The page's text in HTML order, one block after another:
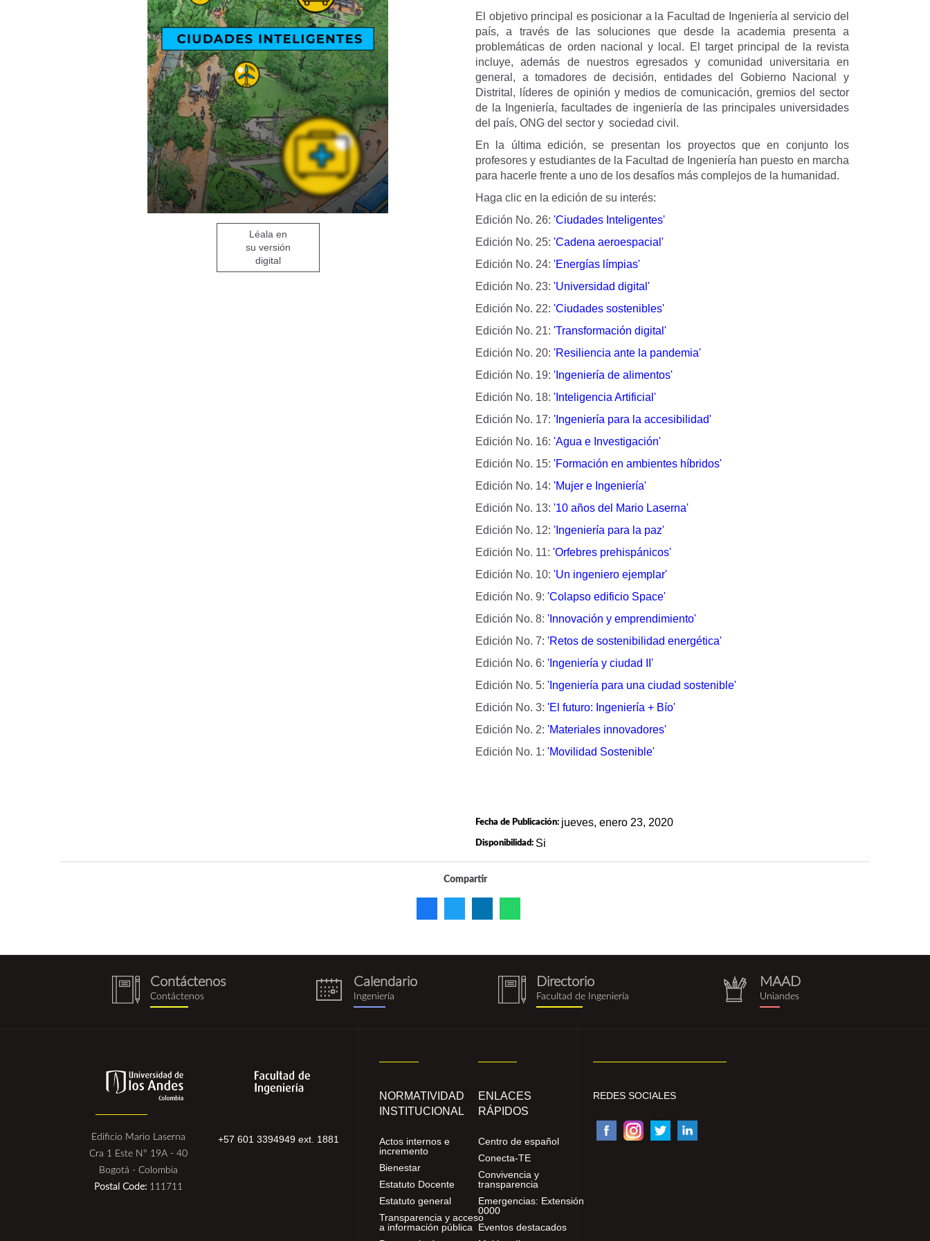
Léala en
su versión
digital
El objetivo principal es posicionar a la Facultad de Ingeniería al servicio del
país, a través de las soluciones que desde la academia presenta a
problemáticas de orden nacional y local. El target principal de la revista
incluye, además de nuestros egresados y comunidad universitaria en
general, a tomadores de decisión, entidades del Gobierno Nacional y
Distrital, líderes de opinión y medios de comunicación, gremios del sector
de la Ingeniería, facultades de ingeniería de las principales universidades
del país, ONG del sector y sociedad civil. ​​​
En la última edición, se presentan los proyectos que en conjunto los
profesores y estudiantes de la Facultad de Ingeniería han puesto en marcha
para hacerle frente a uno de los desafíos más complejos de la humanidad.
Haga clic en la edición de su interés:
Edición No. 26: 'Ciudades Inteligentes'
Edición No. 25: 'Cadena aeroespacial'
Edición No. 24: 'Energías límpias'
Edición No. 23: 'Universidad digital'
Edición No. 22: 'Ciudades sostenibles'
Edición No. 21: 'Transformación digital'
Edición No. 20: 'Resiliencia ante la pandemia'
Edición No. 19: 'Ingeniería de alimentos'
Edición No. 18: 'Inteligencia Artificial'
Edición No. 17: 'Ingeniería para la accesibilidad'
Edición No. 16: 'Agua e Investigación'
Edición No. 15: 'Formación en ambientes híbridos'
Edición No. 14: 'Mujer e Ingeniería​'
Edición No. 13: '10 años del Mario Laserna'​
Edición No. 12: ' Ingeniería para la paz​'
Edición No. 11: 'Orfebres prehispánicos​'
Edición No. 10: 'Un ingeniero ejemplar​'
Edición No. 9: 'Colapso edificio Space​'
Edición No. 8: ' Innovación y emprendimiento​'
Edición No. 7: 'Retos de sostenibilidad energética​'
Edición No. 6: ' Ingeniería y ciudad II ​'
Edición No. 5: ' Ingeniería para una ciudad sostenible​'
Edición No. 3: 'El futuro: Ingeniería + Bío​'
Edición No. 2: 'Materiales innovadores​'
Edición No. 1: 'Movilidad Sostenible​'
Fecha de Publicación: jueves, enero 23, 2020
Disponibilidad: Si
Compartir
notebook
(1).png
Contáctenos
Contáctenos eventos.png
Calendario
Ingeniería
notebook
(1).png
Directorio
Facultad de Ingeniería repositorio.png
MAAD
Uniandes
Edificio Mario Laserna
Cra 1 Este N° 19A - 40
Bogotá - Colombia
Postal Code: 111711
+57 601 3394949 ext. 1881
NORMATIVIDAD
INSTITUCIONAL
Actos internos e
incremento
Bienestar
Estatuto Docente
Estatuto general
Transparencia y acceso
a información pública
ENLACES
RÁPIDOS
Centro de español
Conecta-TE
Convivencia y
transparencia
Emergencias: Extensión
0000
Eventos destacados
REDES SOCIALES